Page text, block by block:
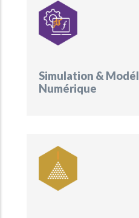
Simulation &
Numérique